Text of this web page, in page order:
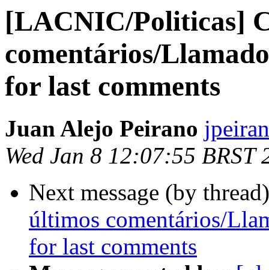
[LACNIC/Politicas]
comentários/
for last comments
Juan Alejo Peirano
Wed Jan 8 12:07:55 BRST
Next message (by
últimos comentários/
for last comments